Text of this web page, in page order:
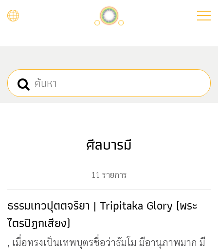
ศีลบารมี
11 รายการ
ธรรมเทวปุตตจริยา | Tripitaka Glory (พระ
ไตรปิฎกเสียง)
, เมื่อทรงเป็นเทพบุตรชื่อว่าธัมโม มีอานุภาพมาก มี